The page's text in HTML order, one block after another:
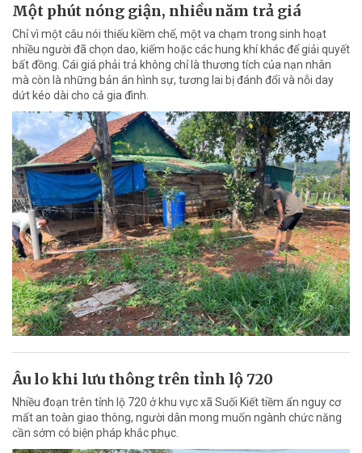
Một phút nóng giận, nhiều năm trả giá
Chỉ vì một câu nói thiếu kiềm chế, một va chạm trong sinh hoạt
nhiều người đã chọn dao, kiếm hoặc các hung khí khác để giải quyết
bất đồng. Cái giá phải trả không chỉ là thương tích của nạn nhân
mà còn là những bản án hình sự, tương lai bị đánh đổi và nỗi day
dứt kéo dài cho cả gia đình.
Âu lo khi lưu thông trên tỉnh lộ 720
Nhiều đoạn trên tỉnh lộ 720 ở khu vực xã Suối Kiết tiềm ẩn nguy cơ
mất an toàn giao thông, người dân mong muốn ngành chức năng
cần sớm có biện pháp khắc phục.